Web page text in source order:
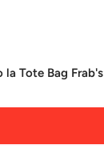
Tote Bag Frab's